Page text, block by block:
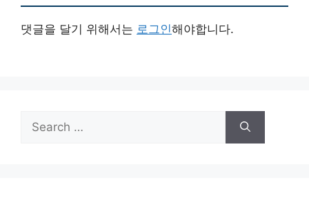
댓글을 달기 위해서는 로그인해야합니다.
for: